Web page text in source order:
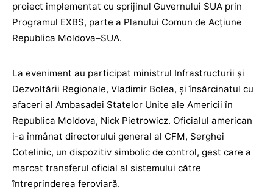
proiect implementat cu sprijinul Guvernului SUA prin
Programul EXBS, parte a Planului Comun de Acțiune
Republica Moldova–SUA.
La eveniment au participat ministrul Infrastructurii și
Dezvoltării Regionale, Vladimir Bolea, și însărcinatul cu
afaceri al Ambasadei Statelor Unite ale Americii în
Republica Moldova, Nick Pietrowicz. Oficialul american
i-a înmânat directorului general al CFM, Serghei
Cotelinic, un dispozitiv simbolic de control, gest care a
marcat transferul oficial al sistemului către
întreprinderea feroviară.